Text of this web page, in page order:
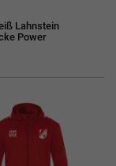
Lahnstein
Power